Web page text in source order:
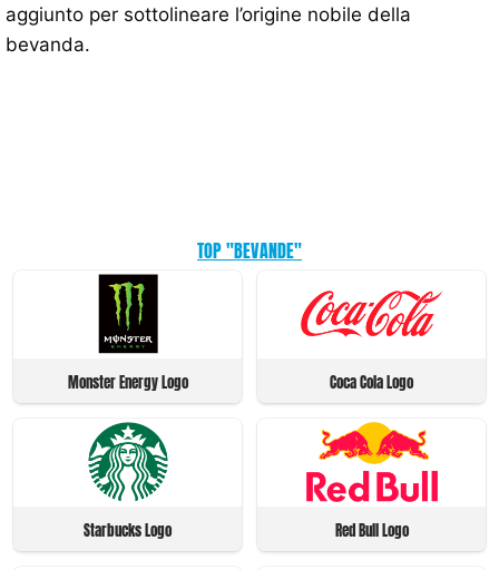
aggiunto per sottolineare l’origine nobile della
bevanda.
TOP "BEVANDE"
Monster Energy Logo Coca Cola Logo
Starbucks Logo Red Bull Logo